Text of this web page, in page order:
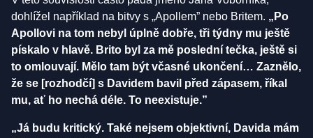
dohlížel například na bitvy s „Apollem” nebo Britem. „Po
Apollovi na tom nebyl úplně dobře, tři týdny mu ještě
pískalo v hlavě. Brito byl za mě poslední tečka, ještě si
to omlouvají. Mělo tam být včasné ukončení… Zaznělo,
že se [rozhodčí] s Davidem bavil před zápasem, říkal
mu, ať ho nechá déle. To neexistuje.”
„Já budu kritický. Také nejsem objektivní, Davida mám